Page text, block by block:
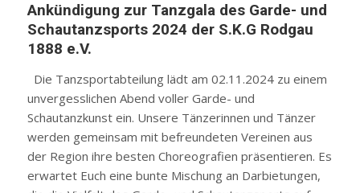
Ankündigung zur Tanzgala des Garde- und
Schautanzsports 2024 der S.K.G Rodgau
1888 e.V.
Die Tanzsportabteilung lädt am 02.11.2024 zu einem
unvergesslichen Abend voller Garde- und
Schautanzkunst ein. Unsere Tänzerinnen und Tänzer
werden gemeinsam mit befreundeten Vereinen aus
der Region ihre besten Choreografien präsentieren. Es
erwartet Euch eine bunte Mischung an Darbietungen,